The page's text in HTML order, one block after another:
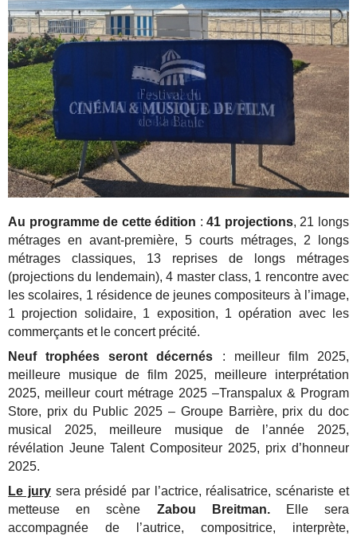
Au programme de cette édition :41 projections, 21 longs
métrages en avant-première, 5 courts métrages, 2 longs
métrages classiques, 13 reprises de longs métrages
(projections du lendemain), 4 master class, 1 rencontre avec
les scolaires, 1 résidence de jeunes compositeurs à l’image,
1 projection solidaire, 1 exposition, 1 opération avec les
commerçants et le concert précité.
Neuf trophées seront décernés : meilleur film 2025,
meilleure musique de film 2025, meilleure interprétation
2025, meilleur court métrage 2025 –Transpalux & Program
Store, prix du Public 2025 – Groupe Barrière, prix du doc
musical 2025, meilleure musique de l’année 2025,
révélation Jeune Talent Compositeur 2025, prix d’honneur
2025.
Le jurysera présidé par l’actrice, réalisatrice, scénariste et
metteuse en scène Zabou Breitman.Elle sera
accompagnée de l’autrice, compositrice, interprète,